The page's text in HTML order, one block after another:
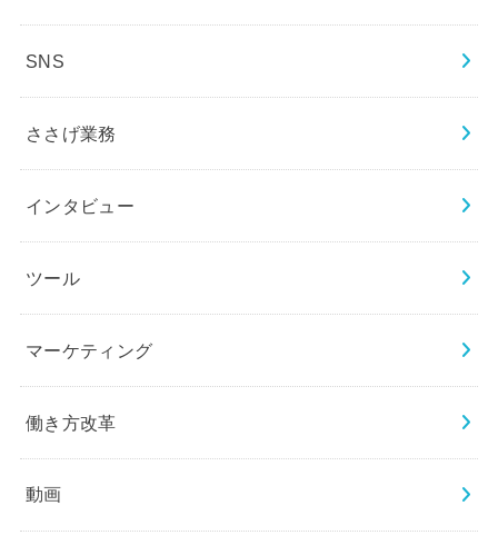
SNS
ささげ業務
インタビュー
ツール
マーケティング
働き方改革
動画